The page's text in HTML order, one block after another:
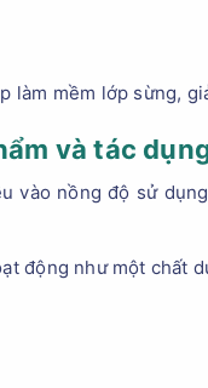
làm mềm lớp sừng,
và tác
vào nồng độ sử
động như một chất